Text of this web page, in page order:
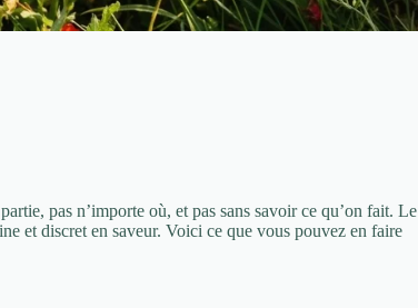
pas n’importe où, et pas sans savoir ce qu’on fait. Le
et discret en saveur. Voici ce que vous pouvez en faire